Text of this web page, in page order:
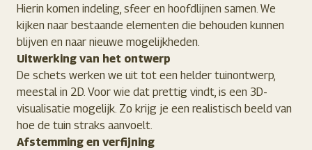
Hierin komen indeling, sfeer en hoofdlijnen samen. We
kijken naar bestaande elementen die behouden kunnen
blijven en naar nieuwe mogelijkheden.
Uitwerking van het ontwerp
De schets werken we uit tot een helder tuinontwerp,
meestal in 2D. Voor wie dat prettig vindt, is een 3D-
visualisatie mogelijk. Zo krijg je een realistisch beeld van
hoe de tuin straks aanvoelt.
Afstemming en verfijning